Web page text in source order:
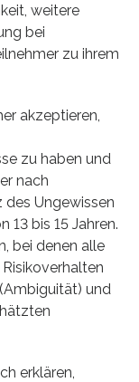
weitere
bei
zu ihrem
akzeptieren,
zu haben und
nach
des Ungewissen
13 bis 15 Jahren.
bei denen alle
und
erklären,